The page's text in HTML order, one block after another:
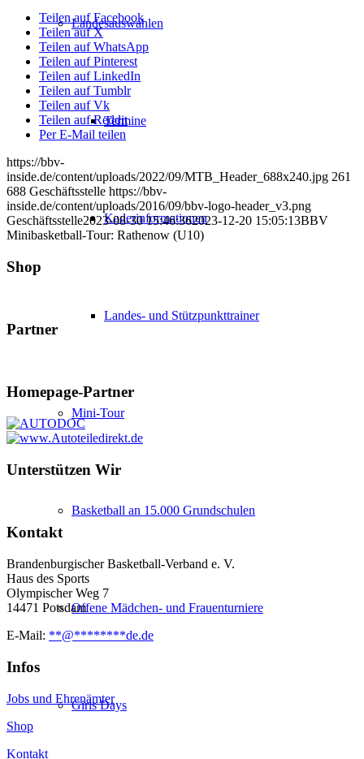
Landesauswahlen
Termine
Kaderinformationen
Landes- und Stützpunkttrainer
Mini-Tour
Basketball an 15.000 Grundschulen
Offene Mädchen- und Frauenturniere
Girls Days
Teilen auf Facebook
Teilen auf X
Teilen auf WhatsApp
Teilen auf Pinterest
Teilen auf LinkedIn
Teilen auf Tumblr
Teilen auf Vk
Teilen auf Reddit
Per E-Mail teilen
https://bbv-
inside.de/content/uploads/2022/09/MTB_Header_688x240.jpg 261
688 Geschäftsstelle https://bbv-
inside.de/content/uploads/2016/09/bbv-logo-header_v3.png
Geschäftsstelle2023-08-30 15:46:362023-12-20 15:05:13BBV
Minibasketball-Tour: Rathenow (U10)
Shop
Partner
Homepage-Partner
Unterstützen Wir
Kontakt
Brandenburgischer Basketball-Verband e. V.
Haus des Sports
Olympischer Weg 7
14471 Potsdam
E-Mail: **@********de.de
Infos
Jobs und Ehrenämter
Shop
Kontakt